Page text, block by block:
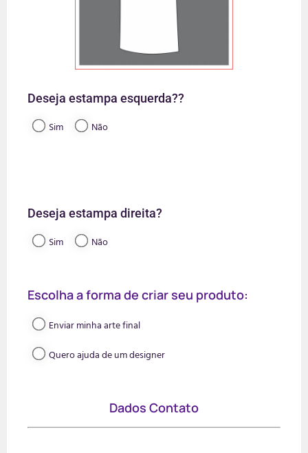
Deseja estampa esquerda??
Sim Não
Deseja estampa direita?
Sim Não
Escolha a forma de criar seu produto:
Enviar minha arte final
Quero ajuda de um designer
Dados Contato